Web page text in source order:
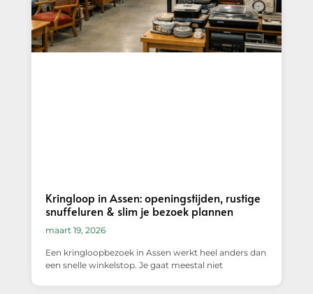
Kringloop in Assen: openingstijden, rustige
snuffeluren & slim je bezoek plannen
maart 19, 2026
Een kringloopbezoek in Assen werkt heel anders dan
een snelle winkelstop. Je gaat meestal niet